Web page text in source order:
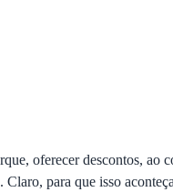
oferecer descontos, ao
para que isso